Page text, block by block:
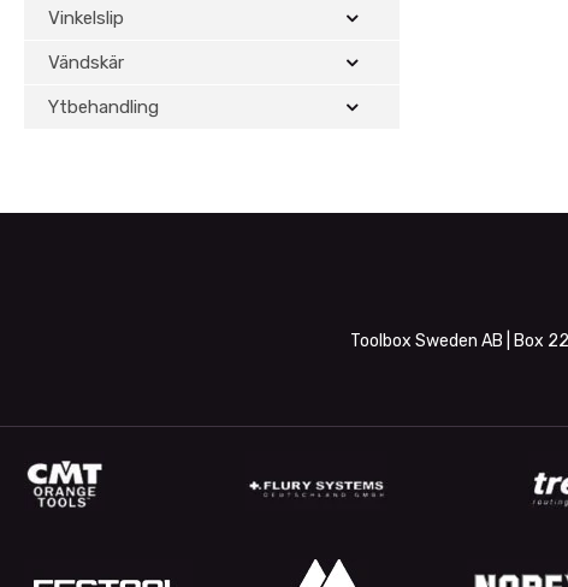
Vinkelslip
Vändskär
Ytbehandling
Toolbox Sweden AB | Box